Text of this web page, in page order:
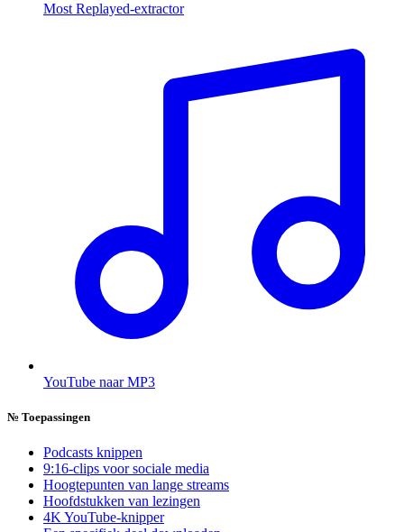
Most Replayed-extractor
YouTube naar MP3
№ Toepassingen
Podcasts knippen
9:16-clips voor sociale media
Hoogtepunten van lange streams
Hoofdstukken van lezingen
4K YouTube-knipper